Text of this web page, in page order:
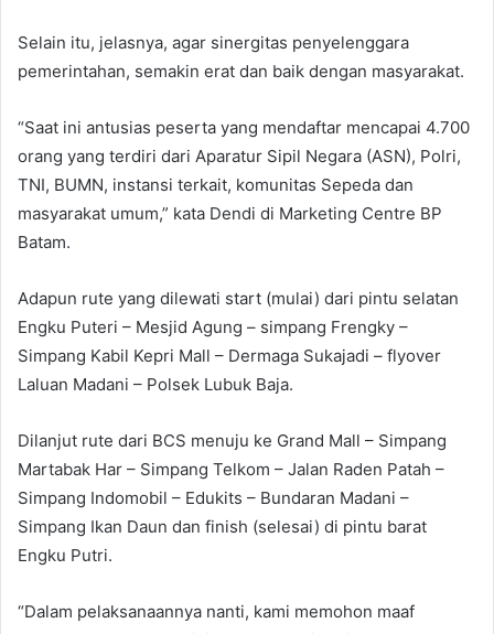
Selain itu, jelasnya, agar sinergitas penyelenggara
pemerintahan, semakin erat dan baik dengan masyarakat.
“Saat ini antusias peserta yang mendaftar mencapai 4.700
orang yang terdiri dari Aparatur Sipil Negara (ASN), Polri,
TNI, BUMN, instansi terkait, komunitas Sepeda dan
masyarakat umum,” kata Dendi di Marketing Centre BP
Batam.
Adapun rute yang dilewati start (mulai) dari pintu selatan
Engku Puteri – Mesjid Agung – simpang Frengky –
Simpang Kabil Kepri Mall – Dermaga Sukajadi – flyover
Laluan Madani – Polsek Lubuk Baja.
Dilanjut rute dari BCS menuju ke Grand Mall – Simpang
Martabak Har – Simpang Telkom – Jalan Raden Patah –
Simpang Indomobil – Edukits – Bundaran Madani –
Simpang Ikan Daun dan finish (selesai) di pintu barat
Engku Putri.
“Dalam pelaksanaannya nanti, kami memohon maaf